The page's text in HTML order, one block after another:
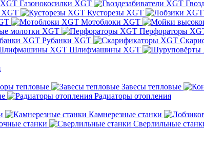
Газонокосилки XGT
XGT
Кусторезы XGT
Мотоблоки XGT
молотки XGT
Перфораторы
Рубанки XGT
Шлифмашины XGT
тепловые
Завесы тепловые
Радиаторы отопления
Камнерезные станки
станки
Сверлильные